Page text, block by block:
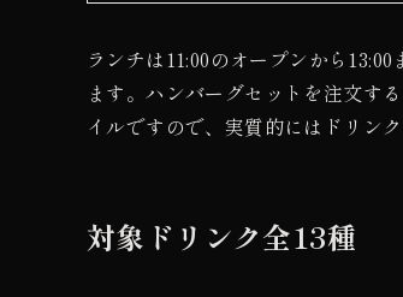
ランチは11:00のオープンから
ます。ハンバーグセットを注文す
イルですので、実質的にはドリン
対象ドリンク全13種